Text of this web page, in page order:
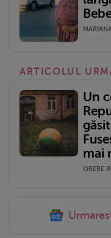
ARTICOLUL
Un
mai